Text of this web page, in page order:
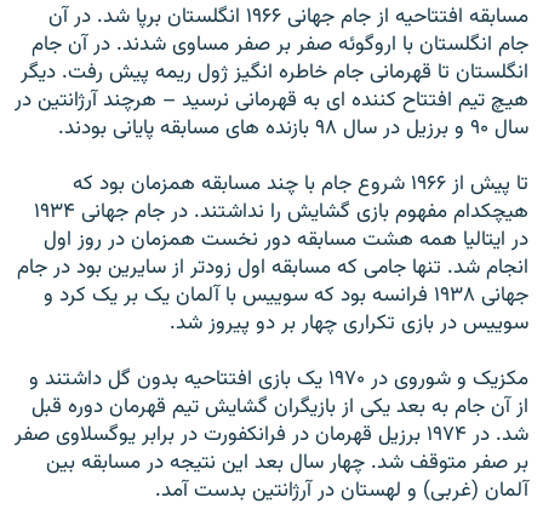
مسابقه افتتاحيه از جام جهانی ۱۹۶۶ انگلستان برپا شد. در آن
جام انگلستان با اروگوئه صفر بر صفر مساوی شدند. در آن جام
انگلستان تا قهرمانی جام خاطره انگيز ژول ريمه پيش رفت. ديگر
هيچ تيم افتتاح کننده ای به قهرمانی نرسيد – هرچند آرژانتين در
سال ۹۰ و برزيل در سال ۹۸ بازنده های مسابقه پايانی بودند.
تا پيش از ۱۹۶۶ شروع جام با چند مسابقه همزمان بود که
هيچکدام مفهوم بازی گشايش را نداشتند. در جام جهانی ۱۹۳۴
در ايتاليا همه هشت مسابقه دور نخست همزمان در روز اول
انجام شد. تنها جامی که مسابقه اول زودتر از سايرين بود در جام
جهانی ۱۹۳۸ فرانسه بود که سوييس با آلمان يک بر يک کرد و
سوييس در بازی تکراری چهار بر دو پيروز شد.
مکزيک و شوروی در ۱۹۷۰ يک بازی افتتاحيه بدون گل داشتند و
از آن جام به بعد يکی از بازيگران گشايش تيم قهرمان دوره قبل
شد. در ۱۹۷۴ برزيل قهرمان در فرانکفورت در برابر يوگسلاوی صفر
بر صفر متوقف شد. چهار سال بعد اين نتيجه در مسابقه بين
آلمان (غربی) و لهستان در آرژانتين بدست آمد.